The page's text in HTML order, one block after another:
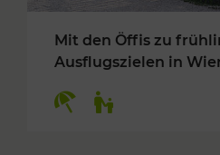
Mit den Öffis zu
Ausflugszielen in